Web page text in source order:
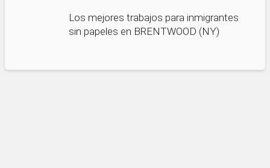
Los mejores trabajos para inmigrantes
sin papeles en BRENTWOOD (NY)